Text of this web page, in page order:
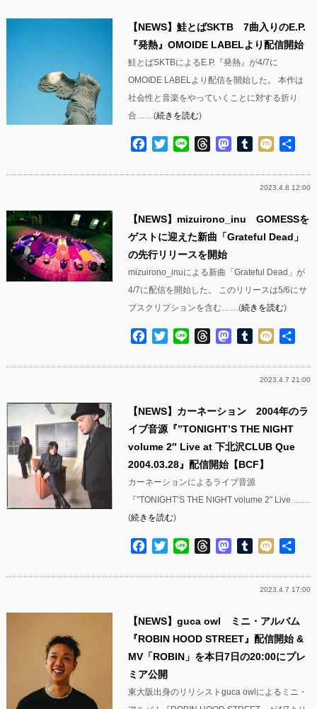
【NEWS】鮭とばSKTB 7曲入りのE.P.
『発熱』OMOIDE LABELより配信開始
鮭とばSKTBによるE.P.『発熱』が4/7に
OMOIDE LABELより配信を開始した。 本作は
社会性と音楽をやっていくことに対する折り
合……(続きを読む)
Facebook
TwitterLine ThreadsMastodon
Tumblr
Mixi
2023.4.8 12:00
【NEWS】mizuirono_inu GOMESSを
ゲストに迎えた新曲「Grateful Dead」
の先行リリースを開始
mizuirono_inuによる新曲「Grateful Dead」が
4/7に配信を開始した。 このリリースは5/6にサ
ブスクリプションを含む……(続きを読む)
Facebook
TwitterLine ThreadsMastodon
Tumblr
Mixi
2023.4.7 21:00
【NEWS】カーネーション 2004年のラ
イブ音源『”TONIGHT’S THE NIGHT
volume 2″ Live at 下北沢CLUB Que
2004.03.28』配信開始【BCF】
カーネーションによるライブ音源
『”TONIGHT’S THE NIGHT volume 2″ Live ……
(続きを読む)
Facebook
TwitterLine ThreadsMastodon
Tumblr
Mixi
2023.4.7 17:00
【NEWS】guca owl ミニ・アルバム
『ROBIN HOOD STREET』配信開始 &
MV「ROBIN」を本日7日の20:00にプレ
ミア公開
東大阪出身のリリシストguca owlによるミニ・